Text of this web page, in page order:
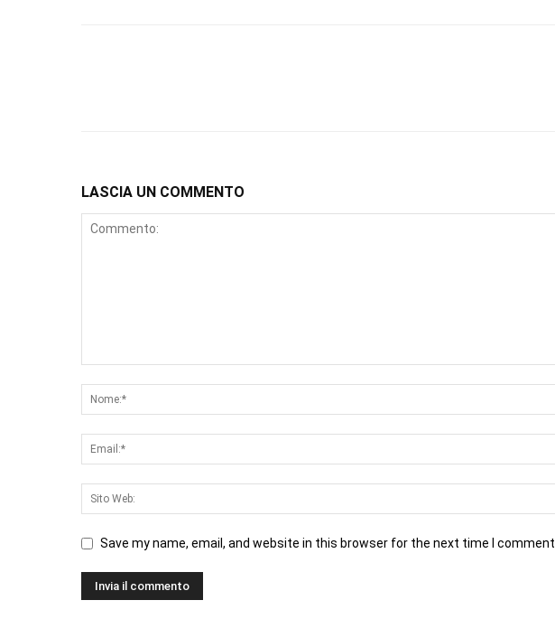
LASCIA UN COMMENTO
Save my name, email, and website in this browser for the next time I comment.